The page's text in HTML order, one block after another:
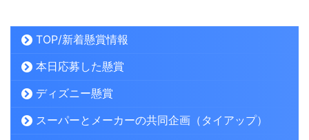
TOP/新着懸賞情報
本日応募した懸賞
ディズニー懸賞
スーパーとメーカーの共同企画（タイアップ）